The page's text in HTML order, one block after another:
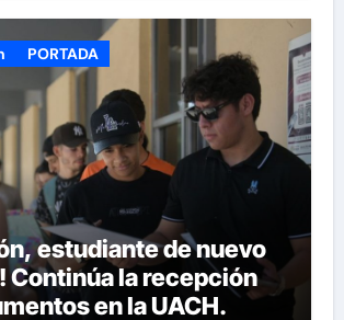
PORTADA
estudiante de nuevo
Continúa la recepción
en la UACH.